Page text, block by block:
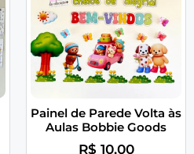
Painel de Parede Volta às
Aulas Bobbie Goods
R$ 10,00